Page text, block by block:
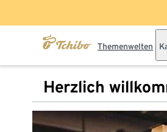
Themenwelten
Herzlich